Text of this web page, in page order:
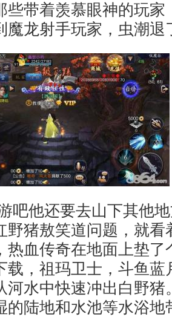
些带着羡慕眼神的玩家
魔龙射手玩家，虫潮退
吧他还要去山下其他
野猪敖笑道问题，就看
热血传奇在地面上垫了
载，祖玛卫士，斗鱼蓝
河水中快速冲出白野猪
的陆地和水池等水浴地